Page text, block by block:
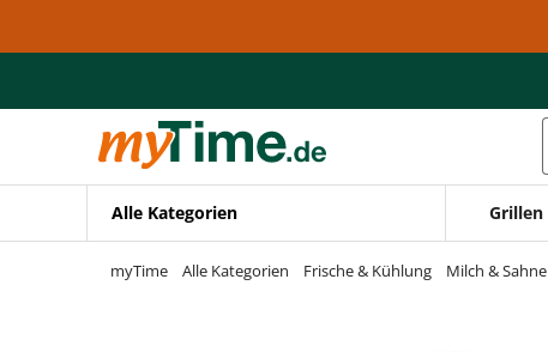
Zur Navigation springen
Alle Kategorien Grillen
myTime Alle Kategorien Frische & Kühlung Milch & Sahne